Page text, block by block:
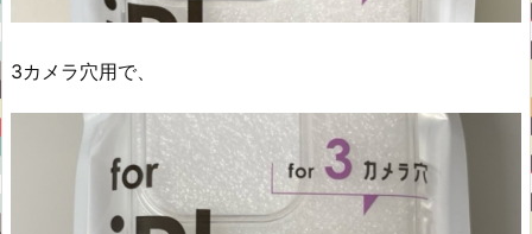
3カメラ穴用で、